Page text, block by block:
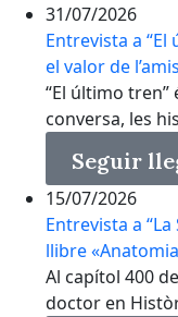
31/07/2026
Entrevista a
el valor de
“El último
conversa, les
Seguir
15/07/2026
Entrevista a
llibre
Al capítol 400
doctor en